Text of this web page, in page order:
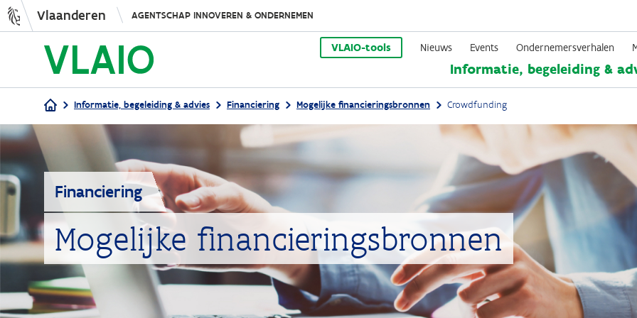
Overslaan
en
naar
de
inhoud
Vlaanderen AGENTSCHAP INNOVEREN & ONDERNEMEN
VLAIO-tools Nieuws Events Ondernemersverhalen
Informatie, begeleiding &
Kruimelpad
Informatie, begeleiding & advies Financiering Mogelijke financieringsbronnen Crowdfunding
Financiering
Mogelijke financieringsbronnen